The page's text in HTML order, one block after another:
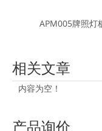
APM005牌照灯
相关文章
内容为空！
产品询价